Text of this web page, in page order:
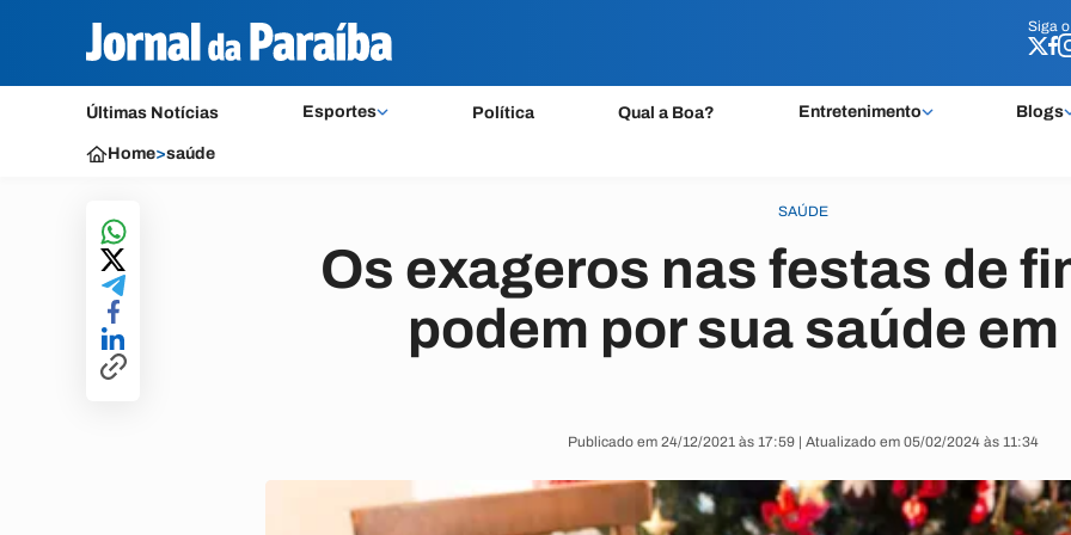
Siga o
Últimas Notícias Esportes Política Qual a Boa? Entretenimento Blogs
Siga o
Home>saúde
SAÚDE
Os exageros nas festas de
podem por sua saúde
Publicado em 24/12/2021 às 17:59 | Atualizado em 05/02/2024 às 11:34